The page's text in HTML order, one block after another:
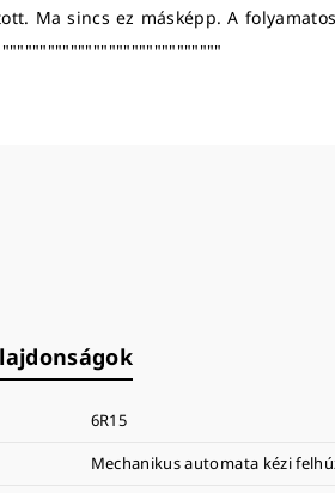
Ma sincs ez másképp. A
6R15
Mechanikus automata kézi